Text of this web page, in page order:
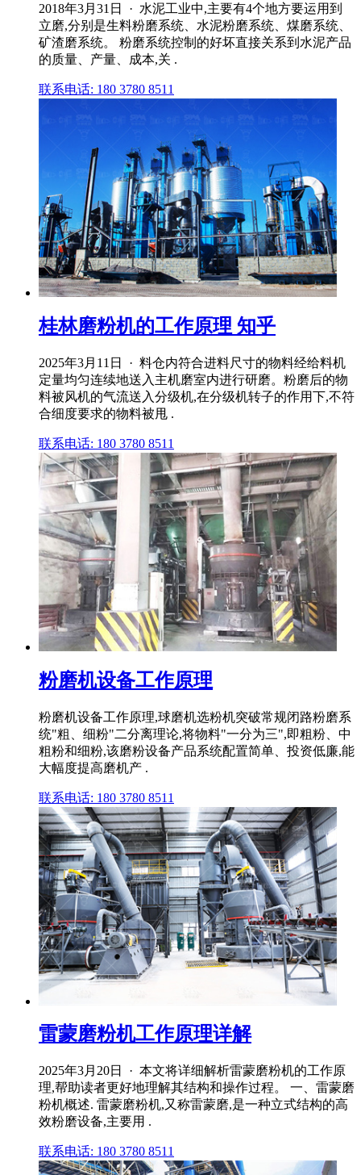
2018年3月31日 · 水泥工业中,主要有4个地方要运用到
立磨,分别是生料粉磨系统、水泥粉磨系统、煤磨系统、
矿渣磨系统。 粉磨系统控制的好坏直接关系到水泥产品
的质量、产量、成本,关 .
联系电话: 180 3780 8511
桂林磨粉机的工作原理 知乎
2025年3月11日 · 料仓内符合进料尺寸的物料经给料机
定量均匀连续地送入主机磨室内进行研磨。粉磨后的物
料被风机的气流送入分级机,在分级机转子的作用下,不符
合细度要求的物料被甩 .
联系电话: 180 3780 8511
粉磨机设备工作原理
粉磨机设备工作原理,球磨机选粉机突破常规闭路粉磨系
统"粗、细粉"二分离理论,将物料"一分为三",即粗粉、中
粗粉和细粉,该磨粉设备产品系统配置简单、投资低廉,能
大幅度提高磨机产 .
联系电话: 180 3780 8511
雷蒙磨粉机工作原理详解
2025年3月20日 · 本文将详细解析雷蒙磨粉机的工作原
理,帮助读者更好地理解其结构和操作过程。 一、雷蒙磨
粉机概述. 雷蒙磨粉机,又称雷蒙磨,是一种立式结构的高
效粉磨设备,主要用 .
联系电话: 180 3780 8511